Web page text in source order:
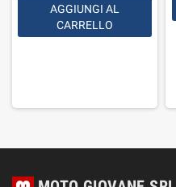
AGGIUNGI AL
CARRELLO